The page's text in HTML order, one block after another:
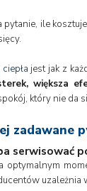
ile
jest jak z
większa
który nie da
zadawane
serwisować
optymalnym
uzależnia